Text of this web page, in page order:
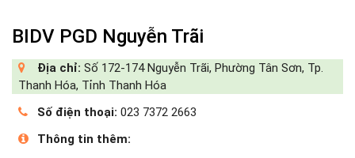
BIDV PGD Nguyễn Trãi
Địa chỉ: Số 172-174 Nguyễn Trãi, Phường Tân Sơn, Tp.
Thanh Hóa, Tỉnh Thanh Hóa
Số điện thoại: 023 7372 2663
Thông tin thêm: